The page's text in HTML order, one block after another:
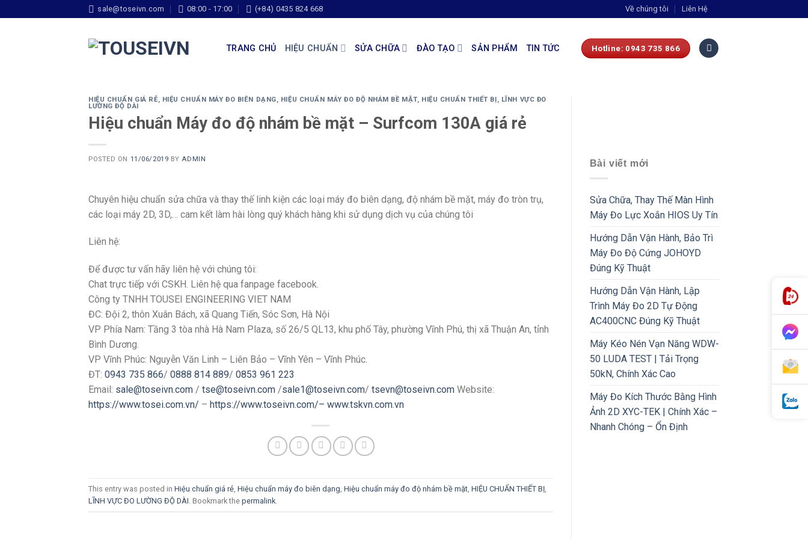
sale@toseivn.com 08:00 - 17:00 (+84) 0435 824 668 Về chúng tôi Liên Hệ
TRANG CHỦ HIỆU CHUẨN SỬA CHỮA ĐÀO TẠO SẢN PHẨM TIN TỨC Hotline: 0943 735 866
HIỆU CHUẨN GIÁ RẺ, HIỆU CHUẨN MÁY ĐO BIÊN DẠNG, HIỆU CHUẨN MÁY ĐO ĐỘ NHÁM BỀ MẶT, HIỆU CHUẨN THIẾT BỊ, LĨNH VỰC ĐO
LƯỜNG ĐỘ DÀI
Hiệu chuẩn Máy đo độ nhám bề mặt – Surfcom 130A giá rẻ
POSTED ON 11/06/2019 BY ADMIN
Chuyên hiệu chuẩn sửa chữa và thay thế linh kiện các loại máy đo biên dạng, độ nhám bề mặt, máy đo tròn trụ,
các loại máy 2D, 3D,… cam kết làm hài lòng quý khách hàng khi sử dụng dịch vụ của chúng tôi
Liên hệ:
Để được tư vấn hãy liên hệ với chúng tôi:
Chat trực tiếp với CSKH. Liên hệ qua fanpage facebook.
Công ty TNHH TOUSEI ENGINEERING VIET NAM
ĐC: Đội 2, thôn Xuân Bách, xã Quang Tiến, Sóc Sơn, Hà Nội
VP Phía Nam: Tầng 3 tòa nhà Hà Nam Plaza, số 26/5 QL13, khu phố Tây, phường Vĩnh Phú, thị xã Thuận An, tỉnh
Bình Dương.
VP Vĩnh Phúc: Nguyễn Văn Linh – Liên Bảo – Vĩnh Yên – Vĩnh Phúc.
ĐT: 0943 735 866/ 0888 814 889/ 0853 961 223
Email: sale@toseivn.com / tse@toseivn.com /sale1@toseivn.com/ tsevn@toseivn.com Website:
https://www.tosei.com.vn/ – https://www.toseivn.com/– www.tskvn.com.vn
This entry was posted in Hiệu chuẩn giá rẻ Hiệu chuẩn máy đo biên dạng Hiệu chuẩn máy đo độ nhám bề mặt HIỆU CHUẨN THIẾT BỊ
LĨNH VỰC ĐO LƯỜNG ĐỘ DÀI . Bookmark the permalink
Bài viết mới
Sửa Chữa, Thay Thế Màn Hình
Máy Đo Lực Xoắn HIOS Uy Tín
Hướng Dẫn Vận Hành, Bảo Trì
Máy Đo Độ Cứng JOHOYD
Đúng Kỹ Thuật
Hướng Dẫn Vận Hành, Lập
Trình Máy Đo 2D Tự Động
AC400CNC Đúng Kỹ Thuật
Máy Kéo Nén Vạn Năng WDW-
50 LUDA TEST | Tải Trọng
50kN, Chính Xác Cao
Máy Đo Kích Thước Bằng Hình
Ảnh 2D XYC-TEK | Chính Xác –
Nhanh Chóng – Ổn Định